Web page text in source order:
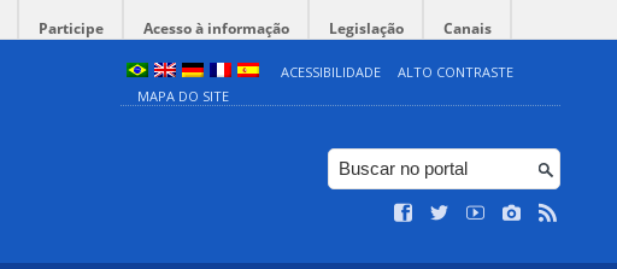
Participe Acesso à informação Legislação Canais
ACESSIBILIDADE
ALTO CONTRASTE
MAPA DO SITE